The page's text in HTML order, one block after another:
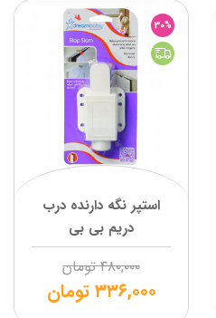
30%
استپر نگه دارنده درب
دریم بی بی
۴۸۰,۰۰۰ تومان
۳۳۶,۰۰۰ تومان